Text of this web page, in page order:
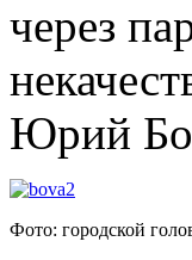
через
Юрий
Фото: городской